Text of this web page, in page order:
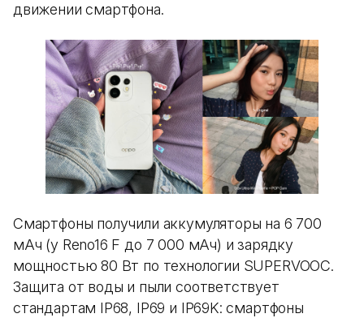
движении смартфона.
Смартфоны получили аккумуляторы на 6 700
мАч (у Reno16 F до 7 000 мАч) и зарядку
мощностью 80 Вт по технологии SUPERVOOC.
Защита от воды и пыли соответствует
стандартам IP68, IP69 и IP69K: смартфоны